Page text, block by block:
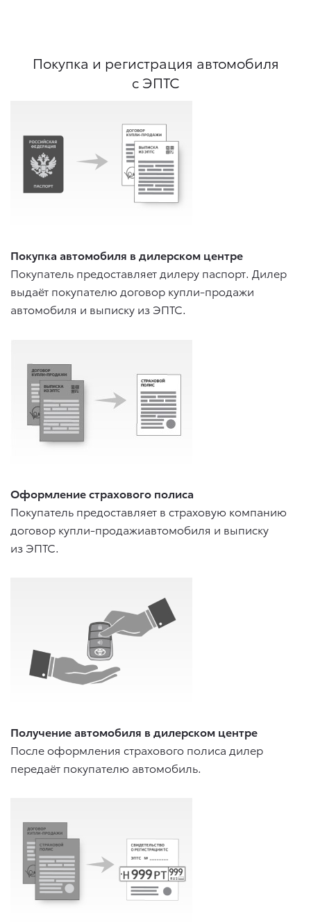
Покупка и регистрация автомобиля
с ЭПТС
Покупка автомобиля в дилерском центре
Покупатель предоставляет дилеру паспорт. Дилер
выдаёт покупателю договор купли-продажи
автомобиля и выписку из ЭПТС.
Оформление страхового полиса
Покупатель предоставляет в страховую компанию
договор купли-продажиавтомобиля и выписку
из ЭПТС.
Получение автомобиля в дилерском центре
После оформления страхового полиса дилер
передаёт покупателю автомобиль.